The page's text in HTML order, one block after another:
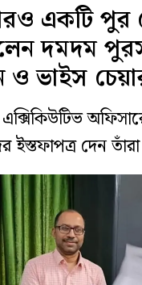
একটি পুর
দমদম
ও ভাইস
ইস্তফাপত্র দেন